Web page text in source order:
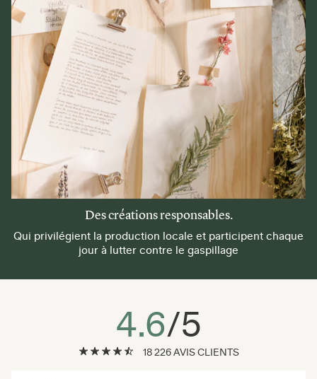
Des créations responsables.
Qui privilégient la production locale et participent chaque
jour à lutter contre le gaspillage
4.6/5
18 226 AVIS CLIENTS